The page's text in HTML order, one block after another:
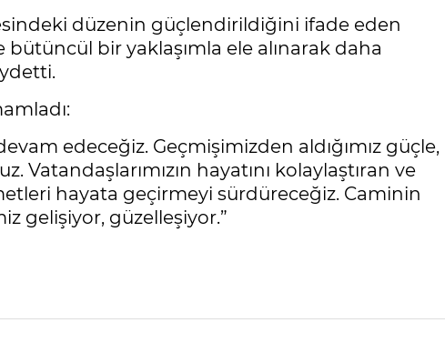
düzenin güçlendirildiğini ifade eden
bütüncül bir yaklaşımla ele alınarak daha
edeceğiz. Geçmişimizden aldığımız güçle,
Vatandaşlarımızın hayatını kolaylaştıran ve
hayata geçirmeyi sürdüreceğiz. Caminin
gelişiyor, güzelleşiyor.”